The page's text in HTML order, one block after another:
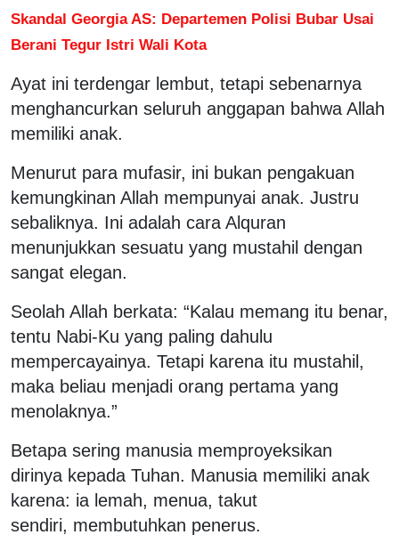
Skandal Georgia AS: Departemen Polisi Bubar Usai
Berani Tegur Istri Wali Kota
Ayat ini terdengar lembut, tetapi sebenarnya
menghancurkan seluruh anggapan bahwa Allah
memiliki anak.
Menurut para mufasir, ini bukan pengakuan
kemungkinan Allah mempunyai anak. Justru
sebaliknya. Ini adalah cara Alquran
menunjukkan sesuatu yang mustahil dengan
sangat elegan.
Seolah Allah berkata: “Kalau memang itu benar,
tentu Nabi-Ku yang paling dahulu
mempercayainya. Tetapi karena itu mustahil,
maka beliau menjadi orang pertama yang
menolaknya.”
Betapa sering manusia memproyeksikan
dirinya kepada Tuhan. Manusia memiliki anak
karena: ia lemah, menua, takut
sendiri, membutuhkan penerus.